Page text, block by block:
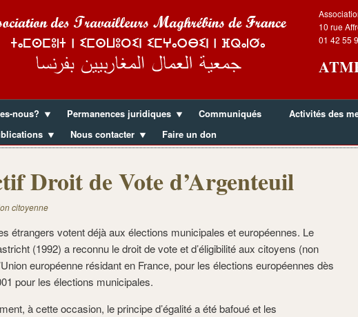
10 rue
01 42 55
nous? Permanences juridiques Communiqués Activités des
Nous contacter Faire un don
Droit de Vote d’Argenteuil
citoyenne
étrangers votent déjà aux élections municipales et européennes. Le
(1992) a reconnu le droit de vote et d’éligibilité aux citoyens (non
européenne résidant en France, pour les élections européennes dès
pour les élections municipales.
à cette occasion, le principe d’égalité a été bafoué et les